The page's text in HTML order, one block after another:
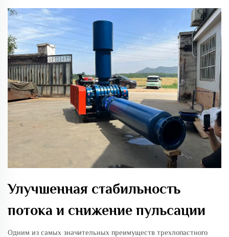
Улучшенная стабильность
потока и снижение пульсации
Одним из самых значительных преимуществ трехлопастного